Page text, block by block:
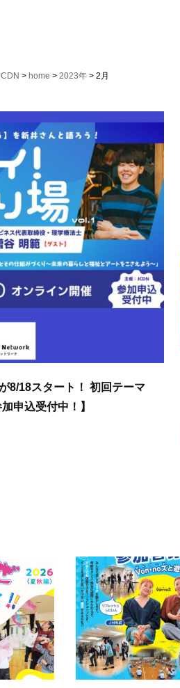
> home >2023年 > 2月
8/18スタート！ 初回テーマ
申込受付中！】